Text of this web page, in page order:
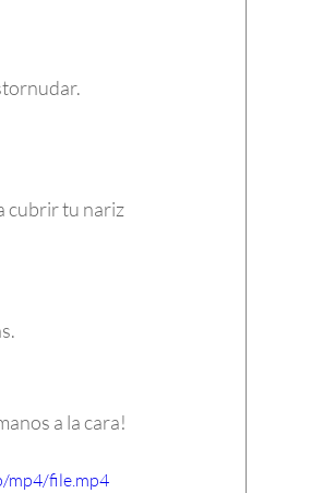
cubrir tu nariz
a la cara!
mp4/file.mp4